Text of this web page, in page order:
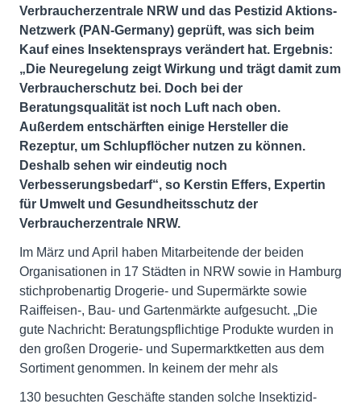
Verbraucherzentrale NRW und das Pestizid Aktions-
Netzwerk (PAN-Germany) geprüft, was sich beim
Kauf eines Insektensprays verändert hat. Ergebnis:
„Die Neuregelung zeigt Wirkung und trägt damit zum
Verbraucherschutz bei. Doch bei der
Beratungsqualität ist noch Luft nach oben.
Außerdem entschärften einige Hersteller die
Rezeptur, um Schlupflöcher nutzen zu können.
Deshalb sehen wir eindeutig noch
Verbesserungsbedarf“, so Kerstin Effers, Expertin
für Umwelt und Gesundheitsschutz der
Verbraucherzentrale NRW.
Im März und April haben Mitarbeitende der beiden
Organisationen in 17 Städten in NRW sowie in Hamburg
stichprobenartig Drogerie- und Supermärkte sowie
Raiffeisen-, Bau- und Gartenmärkte aufgesucht. „Die
gute Nachricht: Beratungspflichtige Produkte wurden in
den großen Drogerie- und Supermarktketten aus dem
Sortiment genommen. In keinem der mehr als
130 besuchten Geschäfte standen solche Insektizid-